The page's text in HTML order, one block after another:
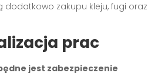
zakupu kleju, fugi oraz
prac
jest zabezpieczenie